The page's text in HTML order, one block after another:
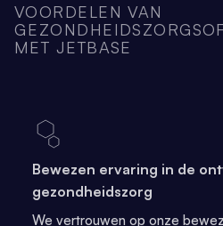
VOORDELEN VAN
MET JETBASE
Bewezen ervaring in de
gezondheidszorg
We vertrouwen op onze